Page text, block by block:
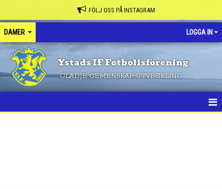
FÖLJ OSS PÅ INSTAGRAM
DAMER LOGGA IN
Ystads IF Fotbollsförening
GLÄDJE GEMENSKAP UTVECKLING